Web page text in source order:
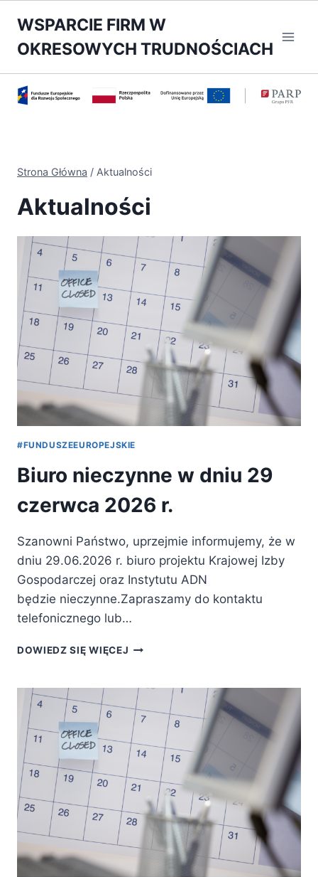
treści
WSPARCIE FIRM W
OKRESOWYCH TRUDNOŚCIACH
Strona Główna / Aktualności
Aktualności
#FUNDUSZEEUROPEJSKIE
Biuro nieczynne w dniu 29
czerwca 2026 r.
Szanowni Państwo, uprzejmie informujemy, że w
dniu 29.06.2026 r. biuro projektu Krajowej Izby
Gospodarczej oraz Instytutu ADN
będzie nieczynne.Zapraszamy do kontaktu
telefonicznego lub…
DOWIEDZ SIĘ WIĘCEJ BIURO
DNIU
29
CZERWCA
2026
R.